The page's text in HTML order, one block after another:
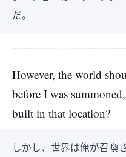
だ。
However, the world
before I was
built in that location?
しかし、世界は俺が召喚